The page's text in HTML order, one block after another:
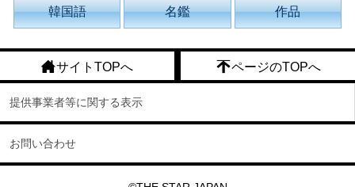
韓国語 名鑑 作品
サイトTOPへ ページのTOPへ
提供事業者等に関する表示
お問い合わせ